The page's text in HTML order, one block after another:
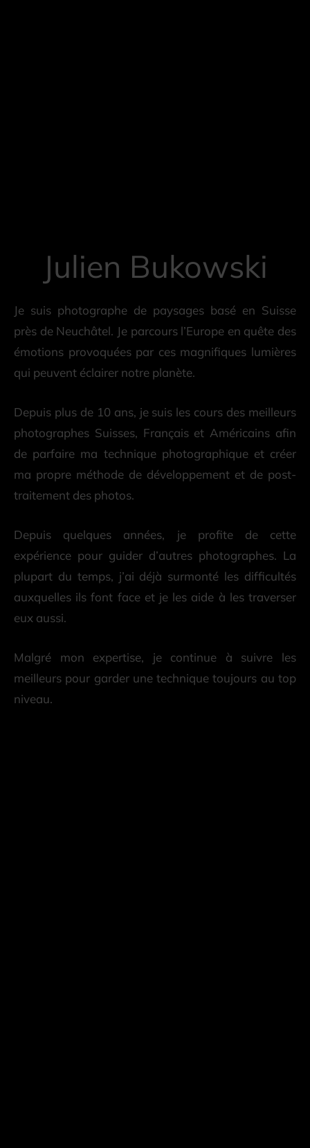
Julien Bukowski
Je suis photographe de paysages basé en Suisse
près de Neuchâtel. Je parcours l’Europe en quête des
émotions provoquées par ces magnifiques lumières
qui peuvent éclairer notre planète.
Depuis plus de 10 ans, je suis les cours des meilleurs
photographes Suisses, Français et Américains afin
de parfaire ma technique photographique et créer
ma propre méthode de développement et de post-
traitement des photos.
Depuis quelques années, je profite de cette
expérience pour guider d’autres photographes. La
plupart du temps, j’ai déjà surmonté les difficultés
auxquelles ils font face et je les aide à les traverser
eux aussi.
Malgré mon expertise, je continue à suivre les
meilleurs pour garder une technique toujours au top
niveau.